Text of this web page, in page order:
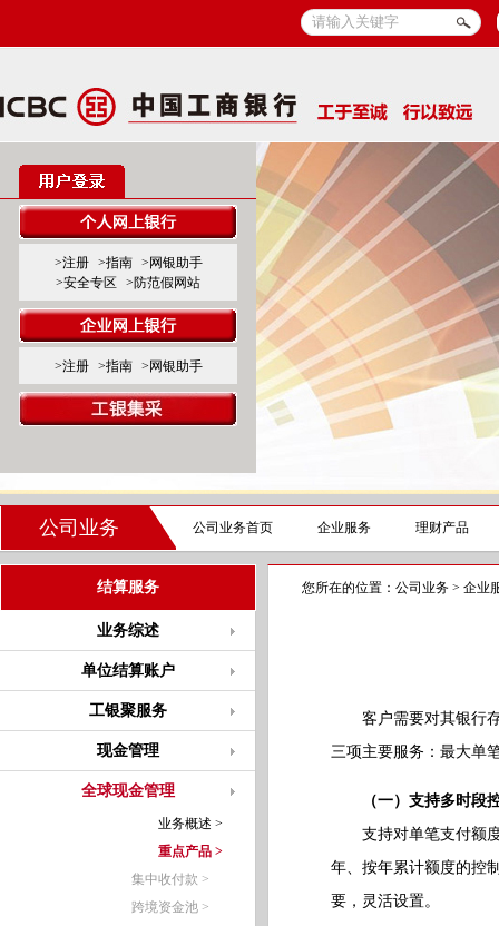
>注册 >指南
>网银助手
>安全专区
>防范假网站
>注册 >指南 >网银助手
公司业务 公司业务首页 企业服务 理财产品
结算服务
业务综述
单位结算账户
工银聚服务
现金管理
全球现金管理
业务概述 >
重点产品 >
集中收付款 >
跨境资金池 >
您所在的位置： 公司业务 > 企业
客户需要对其银行存
三项主要服务：最大单
（一）支持多时段
支持对单笔支付额度
年、按年累计额度的控
要，灵活设置。